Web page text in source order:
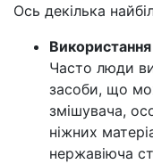
Ось декілька
Використання
Часто люди
засоби, що
змішувача,
ніжних
нержавіюча